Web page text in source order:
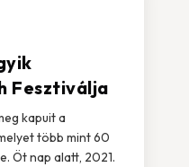
Fesztiválja
kapuit a
több mint 60
Öt nap alatt, 2021.